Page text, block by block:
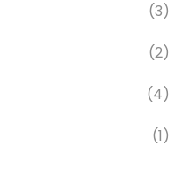
(3)
(2)
(4)
(1)